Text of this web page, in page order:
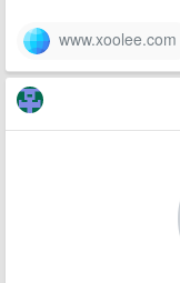
www.xoolee.com